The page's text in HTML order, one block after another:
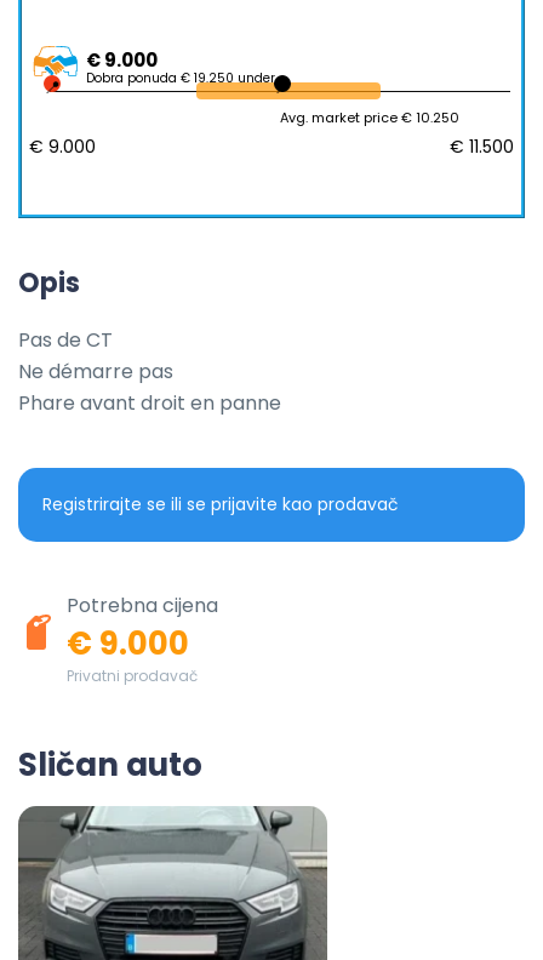
€ 9.000
Dobra ponuda € 19.250 under
Avg. market price € 10.250
€ 9.000 € 11.500
Opis
Pas de CT
Ne démarre pas
Phare avant droit en panne
Registrirajte se ili se prijavite kao prodavač
Potrebna cijena
€ 9.000
Privatni prodavač
Sličan auto